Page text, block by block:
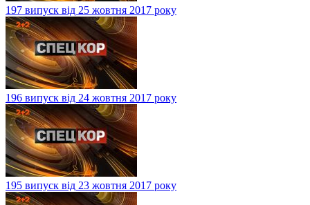
197 випуск від 25 жовтня 2017 року
196 випуск від 24 жовтня 2017 року
195 випуск від 23 жовтня 2017 року